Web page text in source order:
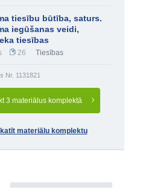
tiesību būtība, saturs.
iegūšanas veidi,
tiesības
26 Tiesības
Nr. 1131821
3 materiālus komplektā
materiālu komplektu